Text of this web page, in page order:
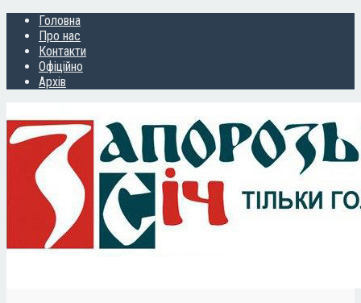
Головна
Про нас
Контакти
Офіційно
Архів